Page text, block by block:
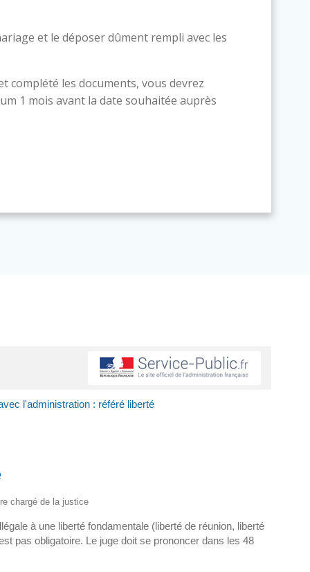
et le déposer dûment rempli avec les
complété les documents, vous devrez
1 mois avant la date souhaitée auprès
l'administration : référé liberté
chargé de la justice
à une liberté fondamentale (liberté de réunion, liberté
pas obligatoire. Le juge doit se prononcer dans les 48